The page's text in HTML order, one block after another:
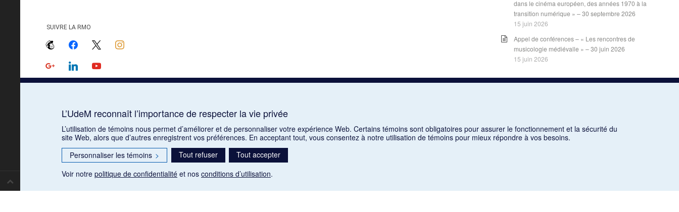
SUIVRE LA RMO
mailchimpfacebook instagram
google linkedin youtube
dans le cinéma européen, des années 1970 à la
transition numérique » – 30 septembre 2026
15 juin 2026
Appel de conférences – « Les rencontres de
musicologie médiévalle » – 30 juin 2026
15 juin 2026
INFOLETTRE – ARCHIVES
L’UdeM reconnaît l’importance de respecter la vie privée
L’utilisation de témoins nous permet d’améliorer et de personnaliser votre expérience Web. Certains témoins sont obligatoires pour assurer le fonctionnement et la sécurité du
site Web, alors que d’autres enregistrent vos préférences. En acceptant tout, vous consentez à notre utilisation de témoins pour mieux répondre à vos besoins.
Personnaliser les témoins > Tout refuser
Tout accepter
Voir notre politique de confidentialité et nos conditions d’utilisation.